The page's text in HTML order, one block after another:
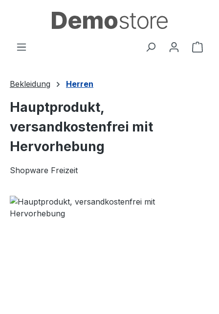
Zum Hauptinhalt springen
Bekleidung Herren
Hauptprodukt,
versandkostenfrei mit
Hervorhebung
Shopware Freizeit
Bildergalerie überspringen